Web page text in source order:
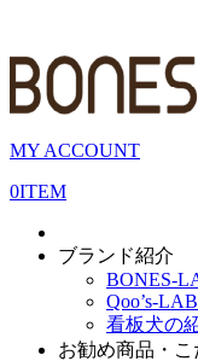
MY ACCOUNT
0ITEM
ブランド紹介
BONES-
Qoo’s-
看板犬の
お勧め商品・こ